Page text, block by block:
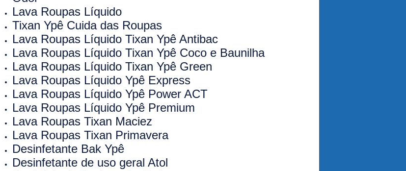
Lava Roupas Líquido
Tixan Ypê Cuida das Roupas
Lava Roupas Líquido Tixan Ypê Antibac
Lava Roupas Líquido Tixan Ypê Coco e Baunilha
Lava Roupas Líquido Tixan Ypê Green
Lava Roupas Líquido Ypê Express
Lava Roupas Líquido Ypê Power ACT
Lava Roupas Líquido Ypê Premium
Lava Roupas Tixan Maciez
Lava Roupas Tixan Primavera
Desinfetante Bak Ypê
Desinfetante de uso geral Atol